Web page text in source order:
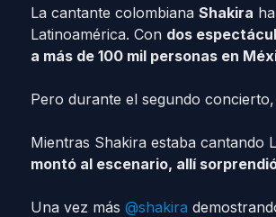
La cantante colombiana Shakira
Latinoamérica. Con dos
a más de 100 mil personas en
Pero durante el segundo
Mientras Shakira estaba cantando
montó al escenario, allí
Una vez más @shakira